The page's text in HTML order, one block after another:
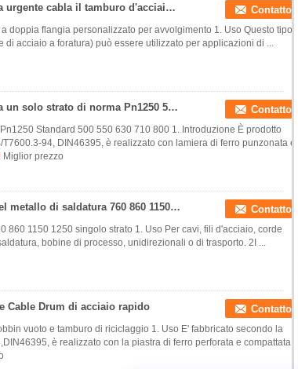
La doppia flangia su misura urgente cabla il tamburo d'acciaio per la bobina Contatto
doppia flangia personalizzato per avvolgimento 1. Uso Questo tipo di
di acciaio a foratura) può essere utilizzato per applicazioni di ...
Tamburi per cavi d'acciaio a un solo strato di norma Pn1250 500 550 630 710 800 bobine Contatto
Standard 500 550 630 710 800 1. Introduzione È prodotto
94, DIN46395, è realizzato con lamiera di ferro punzonata e
Miglior prezzo
Avvolgicavo portatile 630 del metallo di saldatura 760 860 1150 1250 a un solo strato Contatto
860 1150 1250 singolo strato 1. Uso Per cavi, fili d'acciaio, corde
bobine di processo, unidirezionali o di trasporto. 2I ...
Cable Drum di acciaio rapido Contatto
vuoto e tamburo di riciclaggio 1. Uso E' fabbricato secondo la
è realizzato con la piastra di ferro perforata e compattata, e